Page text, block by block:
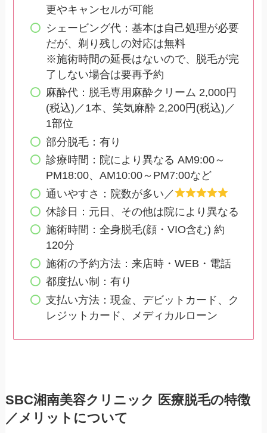
更やキャンセルが可能
シェービング代：基本は自己処理が必要
だが、剃り残しの対応は無料
※施術時間の延長はないので、脱毛が完
了しない場合は要再予約
麻酔代：脱毛専用麻酔クリーム 2,000円
(税込)／1本、笑気麻酔 2,200円(税込)／
1部位
部分脱毛：有り
診療時間：院により異なる AM9:00～
PM18:00、AM10:00～PM7:00など
通いやすさ：院数が多い／
休診日：元日、その他は院により異なる
施術時間：全身脱毛(顔・VIO含む) 約
120分
施術の予約方法：来店時・WEB・電話
都度払い制：有り
支払い方法：現金、デビットカード、ク
レジットカード、メディカルローン
SBC湘南美容クリニック 医療脱毛の特徴
／メリットについて